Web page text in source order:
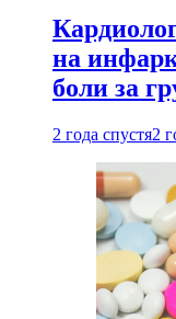
на
боли за
2 года спустя2